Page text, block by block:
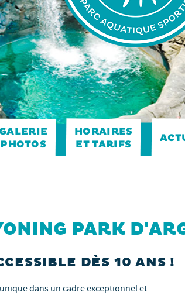
PHOTOS
HORAIRES
ET TARIFS
PARK
DÈS 10 ANS !
dans un cadre exceptionnel et